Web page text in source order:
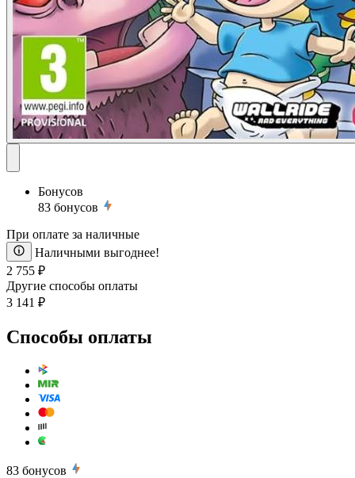
Бонусов
83 бонусов
При оплате за наличные
Наличными выгоднее!
2 755 ₽
Другие способы оплаты
3 141 ₽
Способы оплаты
83 бонусов